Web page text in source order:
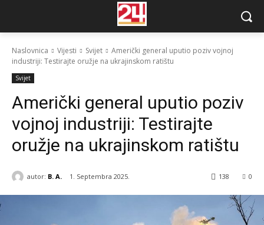
Naslovnica Vijesti Svijet
Američki general uputio poziv vojnoj
industriji: Testirajte oružje na ukrajinskom ratištu
Svijet
Američki general uputio poziv
vojnoj industriji: Testirajte
oružje na ukrajinskom ratištu
autor: B. A. 1. Septembra 2025. 0
138